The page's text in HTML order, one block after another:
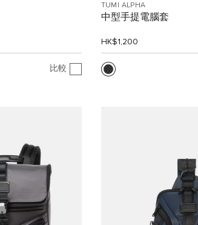
比較
TUMI ALPHA
中型手提電腦套
HK$1,200